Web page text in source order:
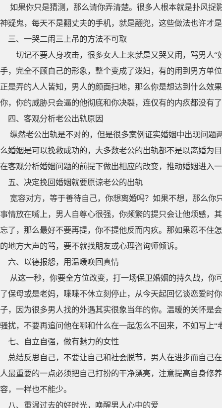
如果你只是猜测，那么请你弄清楚。很多人根本就是扑风
神疑鬼，每天不是翻丈夫的手机，就是翻兜，这些做法也许才
三、一哭二闹三上吊的方法不可取
切记不要人身攻击，很多女人上来就是又哭又闹，骂男人“
手，完全不顾自己的形象，整个变成了泼妇，有的闹到男方单
正是弄的人人皆知，男人的颜面扫地，那么你是想达到什么效
你，你的威胁只会逼的他彻底和你决裂，连仅有的内疚都没有
四、客观分析老公出轨原因
纵然老公出轨是不对的，但是很多案例证实婚姻中出现问
么婚姻是可以挽救成功的，大多数老公的出轨都不是以离婚为
在客观分析婚姻问题的前提下做出相应的改变，推动婚姻进入
五、决定挽回婚姻就要原谅老公的出轨
宽容对方，等于善待自己，你想离婚吗？如果不想，那么
事情放在嘴上，男人自尊心很强，你频繁的提只会让他烦感，
忘了，那么最好不要再提，你不提他反而内疚。那如果忍不住
的地方大声的骂，要不就找朋友或心理咨询师倾诉。
六、以德报怨，用温暖唤回真情
从这一秒，你要全方位改变，打一场保卫婚姻的持久战，
了保母或是老妈，喋喋不休立刻停止，从今天起回忆谈恋爱时
子，因为很多男人找的外遇其实很象当年的你。温暖的关怀是
骚扰，不要再追问他在哪和什么在一起怎么不回来，不如写上
七、自立自强，做有魅力的女性
总结反思自己，不要让自己和社会脱节，男人在进步而自己
人最重要的一点必须把自己打扮的干净漂亮，注意提高自身修
容，一样也不能少。
八、重温过去的好时光，唤醒男人心中的爱